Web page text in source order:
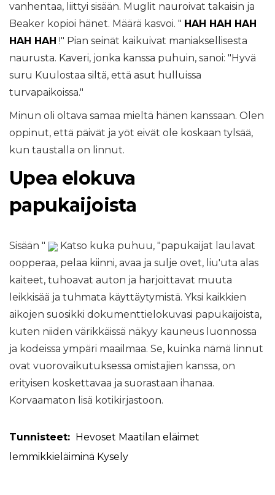
vanhentaa, liittyi sisään. Muglit nauroivat takaisin ja
Beaker kopioi hänet. Määrä kasvoi. " HAH HAH HAH
HAH HAH !" Pian seinät kaikuivat maniaksellisesta
naurusta. Kaveri, jonka kanssa puhuin, sanoi: "Hyvä
suru Kuulostaa siltä, ​​että asut hulluissa
turvapaikoissa."
Minun oli oltava samaa mieltä hänen kanssaan. Olen
oppinut, että päivät ja yöt eivät ole koskaan tylsää,
kun taustalla on linnut.
Upea elokuva
papukaijoista
Sisään "
Katso kuka puhuu, "papukaijat laulavat
oopperaa, pelaa kiinni, avaa ja sulje ovet, liu'uta alas
kaiteet, tuhoavat auton ja harjoittavat muuta
leikkisää ja tuhmata käyttäytymistä. Yksi kaikkien
aikojen suosikki dokumenttielokuvasi papukaijoista,
kuten niiden värikkäissä näkyy kauneus luonnossa
ja kodeissa ympäri maailmaa. Se, kuinka nämä linnut
ovat vuorovaikutuksessa omistajien kanssa, on
erityisen koskettavaa ja suorastaan ​​ihanaa.
Korvaamaton lisä kotikirjastoon.
Tunnisteet: Hevoset Maatilan eläimet
lemmikkieläiminä Kysely